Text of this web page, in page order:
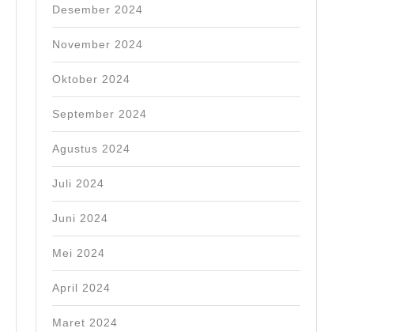
Desember 2024
November 2024
Oktober 2024
September 2024
Agustus 2024
Juli 2024
Juni 2024
Mei 2024
April 2024
Maret 2024